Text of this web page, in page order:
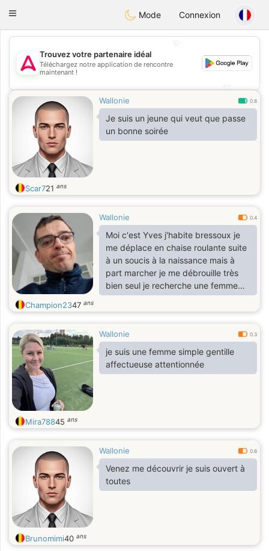
Tantôt
Toggle
Mode Connexion
💖
💕
Trouvez votre partenaire idéal
Téléchargez notre application de rencontre
maintenant !
Wallonie 0.8
Je suis un jeune qui veut que passe
un bonne soirée
Scar721 ans
Wallonie 0.4
Moi c'est Yves j'habite bressoux je
me déplace en chaise roulante suite
à un soucis à la naissance mais à
part marcher je me débrouille très
bien seul je recherche une femme
honnête sincère fidèle chaude et
coquine pour relation stable
Champion2347 ans
Wallonie 0.3
je suis une femme simple gentille
affectueuse attentionnée
Mira78845 ans
Wallonie 0.6
Venez me découvrir je suis ouvert à
toutes
Brunomimi40 ans